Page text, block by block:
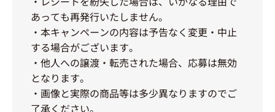
あっても再発行いたしません。
・本キャンペーンの内容は予告なく変更・中止
する場合がございます。
・他人への譲渡・転売された場合、応募は無効
となります。
・画像と実際の商品等は多少異なりますのでご
了承ください。